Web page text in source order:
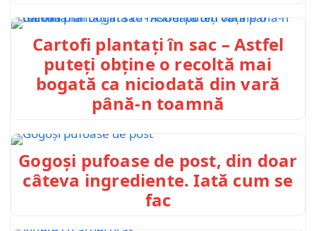
Cartofi plantați în sac – Astfel
puteți obține o recoltă mai
bogată ca niciodată din vară
până-n toamnă
Gogoși pufoase de post, din doar
câteva ingrediente. Iată cum se
fac